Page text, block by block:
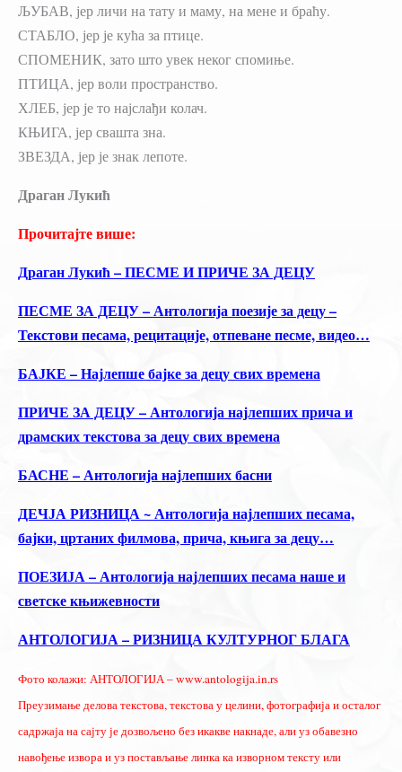
ЉУБАВ, јер личи на тату и маму, на мене и браћу.
СТАБЛО, јер је кућа за птице.
СПОМЕНИК, зато што увек неког спомиње.
ПТИЦА, јер воли пространство.
ХЛЕБ, јер је то најслађи колач.
КЊИГА, јер свашта зна.
ЗВЕЗДА, јер је знак лепоте.
Драган Лукић
Прочитајте више:
Драган Лукић – ПЕСМЕ И ПРИЧЕ ЗА ДЕЦУ
ПЕСМЕ ЗА ДЕЦУ – Антологија поезије за децу –
Текстови песама, рецитације, отпеване песме, видео…
БАЈКЕ – Најлепше бајке за децу свих времена
ПРИЧЕ ЗА ДЕЦУ – Антологија најлепших прича и
драмских текстова за децу свих времена
БАСНЕ – Антологија најлепших басни
ДЕЧЈА РИЗНИЦА ~ Антологија најлепших песама,
бајки, цртаних филмова, прича, књига за децу…
ПОЕЗИЈА – Антологија најлепших песама наше и
светске књижевности
АНТОЛОГИЈА – РИЗНИЦА КУЛТУРНОГ БЛАГА
Фото колажи: АНТОЛОГИЈА – www.antologija.in.rs
Преузимање делова текстова, текстова у целини, фотографија и осталог
садржаја на сајту је дозвољено без икакве накнаде, али уз обавезно
навођење извора и уз постављање линка ка изворном тексту или